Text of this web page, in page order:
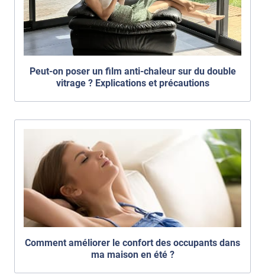
Peut-on poser un film anti-chaleur sur du double
vitrage ? Explications et précautions
Comment améliorer le confort des occupants dans
ma maison en été ?